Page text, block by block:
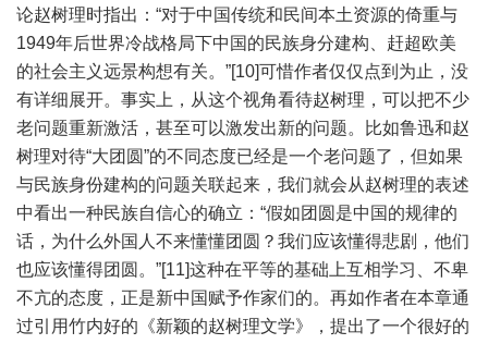
论赵树理时指出：“对于中国传统和民间本土资源的倚重与
1949年后世界冷战格局下中国的民族身分建构、赶超欧美
的社会主义远景构想有关。”[10]可惜作者仅仅点到为止，没
有详细展开。事实上，从这个视角看待赵树理，可以把不少
老问题重新激活，甚至可以激发出新的问题。比如鲁迅和赵
树理对待“大团圆”的不同态度已经是一个老问题了，但如果
与民族身份建构的问题关联起来，我们就会从赵树理的表述
中看出一种民族自信心的确立：“假如团圆是中国的规律的
话，为什么外国人不来懂懂团圆？我们应该懂得悲剧，他们
也应该懂得团圆。”[11]这种在平等的基础上互相学习、不卑
不亢的态度，正是新中国赋予作家们的。再如作者在本章通
过引用竹内好的《新颖的赵树理文学》，提出了一个很好的